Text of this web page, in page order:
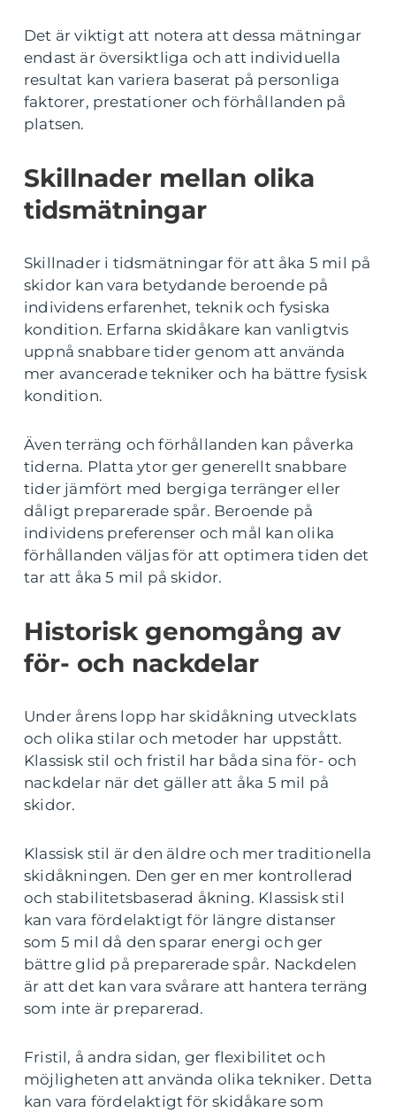
Det är viktigt att notera att dessa mätningar
endast är översiktliga och att individuella
resultat kan variera baserat på personliga
faktorer, prestationer och förhållanden på
platsen.
Skillnader mellan olika
tidsmätningar
Skillnader i tidsmätningar för att åka 5 mil på
skidor kan vara betydande beroende på
individens erfarenhet, teknik och fysiska
kondition. Erfarna skidåkare kan vanligtvis
uppnå snabbare tider genom att använda
mer avancerade tekniker och ha bättre fysisk
kondition.
Även terräng och förhållanden kan påverka
tiderna. Platta ytor ger generellt snabbare
tider jämfört med bergiga terränger eller
dåligt preparerade spår. Beroende på
individens preferenser och mål kan olika
förhållanden väljas för att optimera tiden det
tar att åka 5 mil på skidor.
Historisk genomgång av
för- och nackdelar
Under årens lopp har skidåkning utvecklats
och olika stilar och metoder har uppstått.
Klassisk stil och fristil har båda sina för- och
nackdelar när det gäller att åka 5 mil på
skidor.
Klassisk stil är den äldre och mer traditionella
skidåkningen. Den ger en mer kontrollerad
och stabilitetsbaserad åkning. Klassisk stil
kan vara fördelaktigt för längre distanser
som 5 mil då den sparar energi och ger
bättre glid på preparerade spår. Nackdelen
är att det kan vara svårare att hantera terräng
som inte är preparerad.
Fristil, å andra sidan, ger flexibilitet och
möjligheten att använda olika tekniker. Detta
kan vara fördelaktigt för skidåkare som